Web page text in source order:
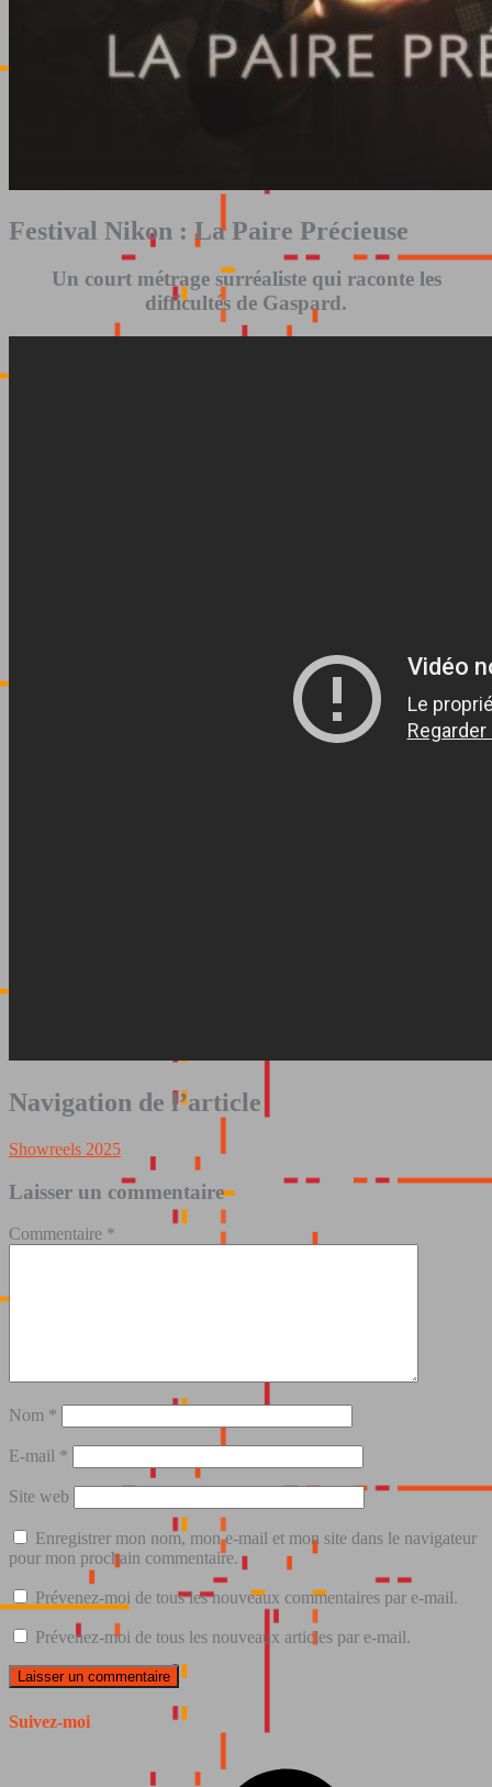
Festival Nikon : La Paire Précieuse
Un court métrage surréaliste qui raconte les
difficultés de Gaspard.
Navigation de l’article
Showreels 2025
Laisser un commentaire
Commentaire *
Nom *
E-mail *
Site web
Enregistrer mon nom, mon e-mail et mon site dans le navigateur
pour mon prochain commentaire.
Prévenez-moi de tous les nouveaux commentaires par e-mail.
Prévenez-moi de tous les nouveaux articles par e-mail.
Suivez-moi